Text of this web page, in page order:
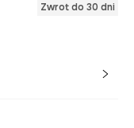
Zwrot do 30 dni